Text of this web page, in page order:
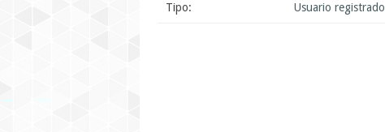
Tipo: Usuario registrado